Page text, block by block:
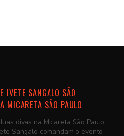
IVETE SANGALO SÃO
MICARETA SÃO PAULO
divas na Micareta São Paulo.
Sangalo comandam o evento